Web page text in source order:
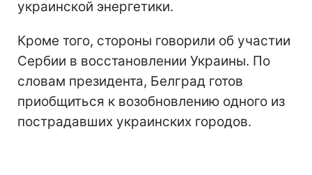
украинской энергетики.
Кроме того, стороны говорили об участии
Сербии в восстановлении Украины. По
словам президента, Белград готов
приобщиться к возобновлению одного из
пострадавших украинских городов.